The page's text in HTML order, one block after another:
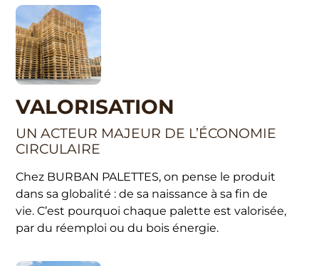
VALORISATION
UN ACTEUR MAJEUR DE L’ÉCONOMIE
CIRCULAIRE
Chez BURBAN PALETTES, on pense le produit
dans sa globalité : de sa naissance à sa fin de
vie. C’est pourquoi chaque palette est valorisée,
par du réemploi ou du bois énergie.